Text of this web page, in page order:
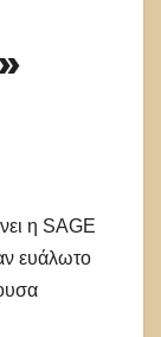
η SAGE
ευάλωτο